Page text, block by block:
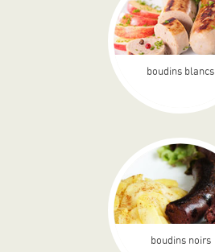
boudins blancs
boudins noirs